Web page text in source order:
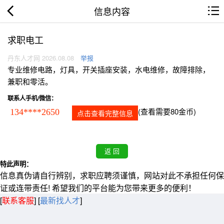
信息内容
求职电工
丹东人才网 2026.08.08 举报
专业维修电路，灯具，开关插座安装，水电维修，故障排除，
兼职和零活。
联系人手机/微信：
134****2650 点击查看完整信息 (查看需要80金币)
特此声明：
信息真伪请自行辨别，求职应聘须谨慎，网站对此不承担任何保
证或连带责任! 希望我们的平台能为您带来更多的便利！
[联系客服] [最新找人才]